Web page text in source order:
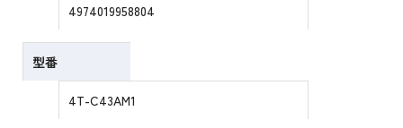
4974019958804
型番
4T-C43AM1